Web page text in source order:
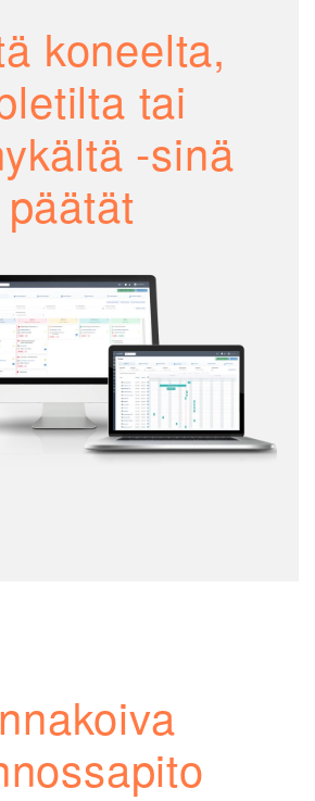
koneelta,
tai
-sinä
päätät